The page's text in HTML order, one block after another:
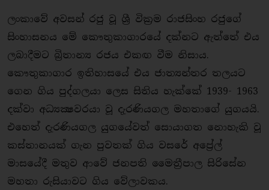
ලංකාවේ අවසන් රජු වූ ශ්‍රී වික්‍රම රාජසිංහ රජුගේ
සිංහාසනය මේ කෞතුකාගාරයේ දක්නට ඇත්තේ එය
ලබාදීමට බ්‍රිතාන්‍ය රජය එකඟ වීම නිසාය.
කෞතුකාගාර ඉතිහාසයේ එය ජාත්‍යන්තර තලයට
ගෙන ගිය පුද්ගලයා ලෙස සිතිය හැක්කේ 1939- 1963
දක්වා අධ්‍යක්‍ෂවරයා වූ දැරණියගල මහතාගේ යුගයයි.
එහෙත් දැරණියගල යුගයේවත් සොයාගත නොහැකි වූ
කස්තානයක් ගැන පුවතක් ගිය වසරේ අප්‍රේල්
මාසයේදී මතුව ආවේ ජනපති මෛත්‍රීපාල සිරිසේන
මහතා රුසියාවට ගිය වේලාවකය.